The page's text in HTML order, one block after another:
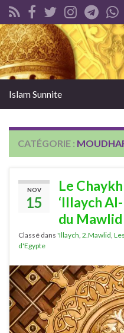
Search for:
Islam Sunnite
CATÉGORIE :
NOV
15
Le
‘Illaych
du Mawlid
Classé dans 'Illaych 2.Mawlid
d'Egypte